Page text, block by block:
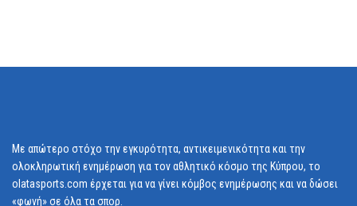
Με απώτερο στόχο την εγκυρότητα, αντικειμενικότητα και την
ολοκληρωτική ενημέρωση για τον αθλητικό κόσμο της Κύπρου, το
olatasports.com έρχεται για να γίνει κόμβος ενημέρωσης και να δώσει
«φωνή» σε όλα τα σπορ.